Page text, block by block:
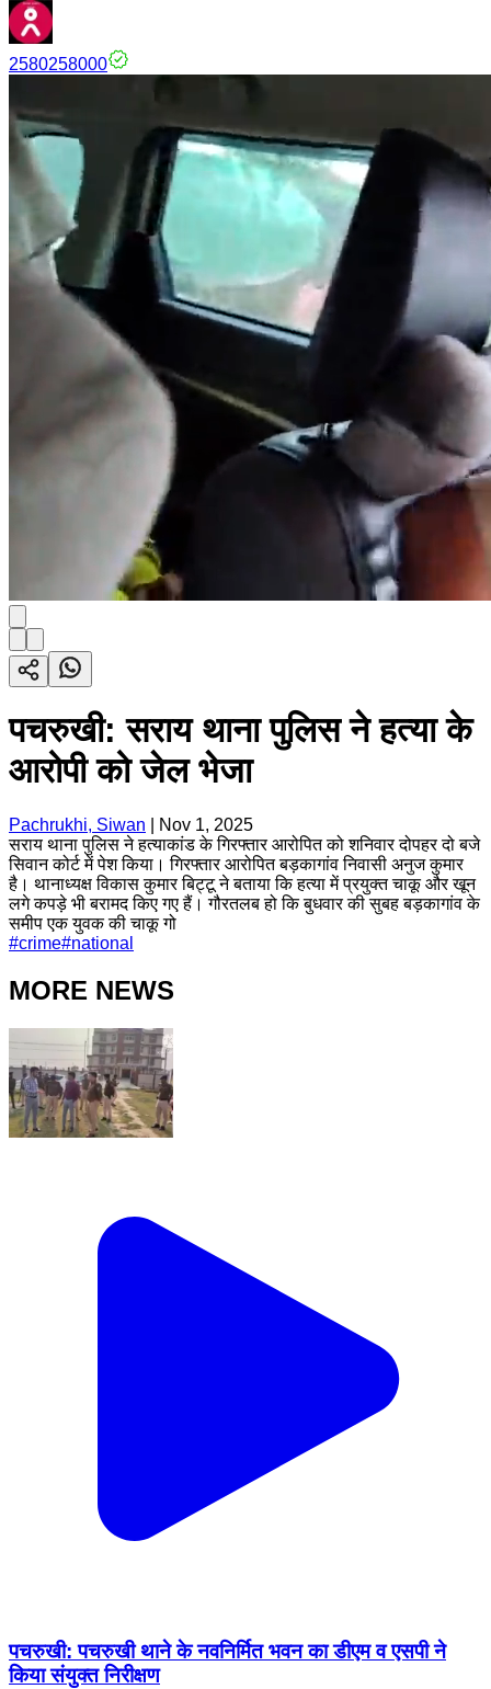
2580258000
पचरुखी: सराय थाना पुलिस ने हत्या के
आरोपी को जेल भेजा
Pachrukhi, Siwan
Nov 1, 2025
सराय थाना पुलिस ने हत्याकांड के गिरफ्तार आरोपित को शनिवार दोपहर दो बजे
सिवान कोर्ट में पेश किया। गिरफ्तार आरोपित बड़कागांव निवासी अनुज कुमार
है। थानाध्यक्ष विकास कुमार बिट्टू ने बताया कि हत्या में प्रयुक्त चाकू और खून
लगे कपड़े भी बरामद किए गए हैं। गौरतलब हो कि बुधवार की सुबह बड़कागांव के
समीप एक युवक की चाकू गो
#crime#national
MORE NEWS
पचरुखी: पचरुखी थाने के नवनिर्मित भवन का डीएम व एसपी ने
किया संयुक्त निरीक्षण